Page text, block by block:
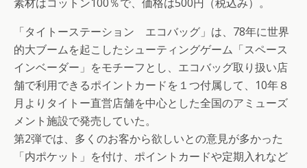
「タイトーステーション エコバッグ」は、78年に世界
的大ブームを起こしたシューティングゲーム「スペース
インベーダー」をモチーフとし、エコバッグ取り扱い店
舗で利用できるポイントカードを１つ付属して、10年８
月よりタイトー直営店舗を中心とした全国のアミューズ
メント施設で発売していた。
第2弾では、多くのお客から欲しいとの意見が多かった
「内ポケット」を付け、ポイントカードや定期入れなど